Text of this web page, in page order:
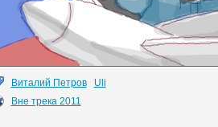
Виталий Петров
Uli
Вне трека 2011